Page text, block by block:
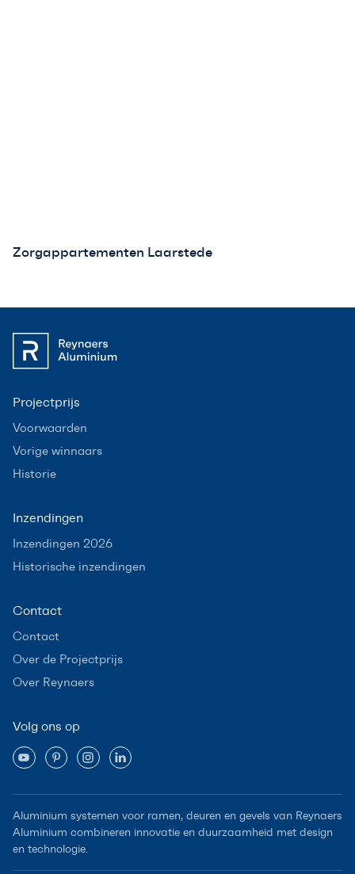
Zorgappartementen Laarstede
Projectprijs
Voorwaarden
Vorige winnaars
Historie
Inzendingen
Inzendingen 2026
Historische inzendingen
Contact
Contact
Over de Projectprijs
Over Reynaers
Volg ons op
Aluminium systemen voor ramen, deuren en gevels van Reynaers
Aluminium combineren innovatie en duurzaamheid met design
en technologie.